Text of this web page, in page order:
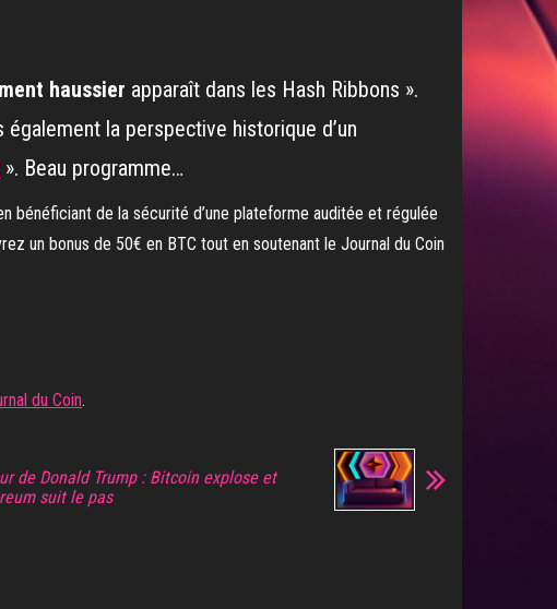
haussier apparaît dans les Hash Ribbons ».
également la perspective historique d’un
». Beau programme…
bénéficiant de la sécurité d’une plateforme auditée et régulée
un bonus de 50€ en BTC tout en soutenant le Journal du Coin
du Coin.
de Donald Trump : Bitcoin explose et
suit le pas